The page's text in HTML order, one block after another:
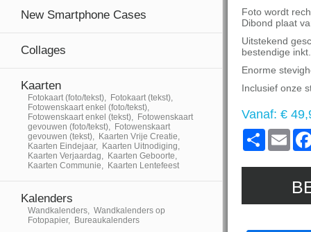
New Smartphone Cases
Collages
Kaarten
Fotokaart (foto/tekst), Fotokaart (tekst),
Fotowenskaart enkel (foto/tekst),
Fotowenskaart enkel (tekst), Fotowenskaart
gevouwen (foto/tekst), Fotowenskaart
gevouwen (tekst), Kaarten Vrije Creatie,
Kaarten Eindejaar, Kaarten Uitnodiging,
Kaarten Verjaardag, Kaarten Geboorte,
Kaarten Communie, Kaarten Lentefeest
Kalenders
Wandkalenders, Wandkalenders op
Fotopapier, Bureaukalenders
Foto wordt
Dibond plaat
Uitstekend
bestendige inkt.
Enorme
Inclusief onze
Vanaf:€
Share